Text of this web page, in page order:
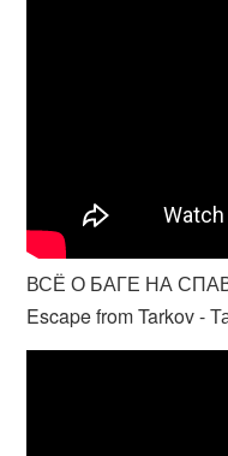
ВСЁ О БАГЕ НА
Escape from Tarkov -